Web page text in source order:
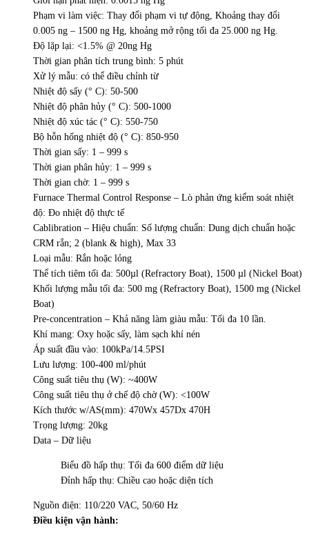
Phạm vi làm việc: Thay đổi phạm vi tự động, Khoảng thay đổi
0.005 ng – 1500 ng Hg, khoảng mở rộng tối đa 25.000 ng Hg.
Độ lặp lại: <1.5% @ 20ng Hg
Thời gian phân tích trung bình: 5 phút
Xử lý mẫu: có thể điều chỉnh từ
Nhiệt độ sấy (° C): 50-500
Nhiệt độ phân hủy (° C): 500-1000
Nhiệt độ xúc tác (° C): 550-750
Bộ hỗn hống nhiệt độ (° C): 850-950
Thời gian sấy: 1 – 999 s
Thời gian phân hủy: 1 – 999 s
Thời gian chờ: 1 – 999 s
Furnace Thermal Control Response – Lò phản ứng kiểm soát nhiệt
độ: Đo nhiệt độ thực tế
Cablibration – Hiệu chuẩn: Số lượng chuẩn: Dung dịch chuẩn hoặc
CRM rắn; 2 (blank & high), Max 33
Loại mẫu: Rắn hoặc lỏng
Thể tích tiêm tối đa: 500µl (Refractory Boat), 1500 µl (Nickel Boat)
Khối lượng mẫu tối đa: 500 mg (Refractory Boat), 1500 mg (Nickel
Boat)
Pre-concentration – Khả năng làm giàu mẫu: Tối đa 10 lần.
Khí mang: Oxy hoặc sấy, làm sạch khí nén
Áp suất đầu vào: 100kPa/14.5PSI
Lưu lượng: 100-400 ml/phút
Công suất tiêu thụ (W): ~400W
Công suất tiêu thụ ở chế độ chờ (W): <100W
Kích thước w/AS(mm): 470Wx 457Dx 470H
Trọng lượng: 20kg
Data – Dữ liệu
Biểu đồ hấp thụ: Tối đa 600 điểm dữ liệu
Đỉnh hấp thụ: Chiều cao hoặc diện tích
Nguồn điện: 110/220 VAC, 50/60 Hz
Điều kiện vận hành: